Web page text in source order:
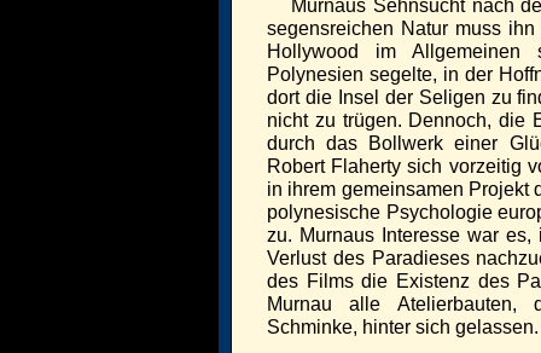
Murnaus Sehnsucht nach
segensreichen Natur muss
Hollywood im
Polynesien segelte, in der
dort die Insel der Seligen zu
nicht zu trügen. Dennoch, die
durch das Bollwerk einer
Robert Flaherty sich vorzeitig
in ihrem gemeinsamen Projekt
polynesische Psychologie
zu. Murnaus Interesse war
Verlust des Paradieses
des Films die Existenz des
Murnau alle Atelierbauten,
Schminke, hinter sich gelassen.